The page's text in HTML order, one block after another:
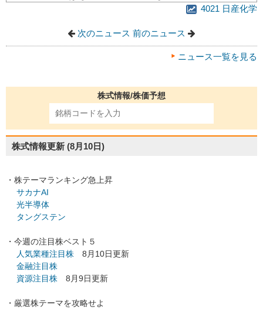
4021 日産化学
次のニュース 前のニュース
ニュース一覧を見る
株式情報/株価予想
株式情報更新 (8月10日)
・株テーマランキング急上昇
サカナAI
光半導体
タングステン
・今週の注目株ベスト５
人気業種注目株 8月10日更新
金融注目株
資源注目株 8月9日更新
・厳選株テーマを攻略せよ